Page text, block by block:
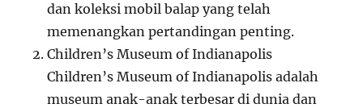
dan koleksi mobil balap yang telah
memenangkan pertandingan penting.
Children’s Museum of Indianapolis
Children’s Museum of Indianapolis adalah
museum anak-anak terbesar di dunia dan